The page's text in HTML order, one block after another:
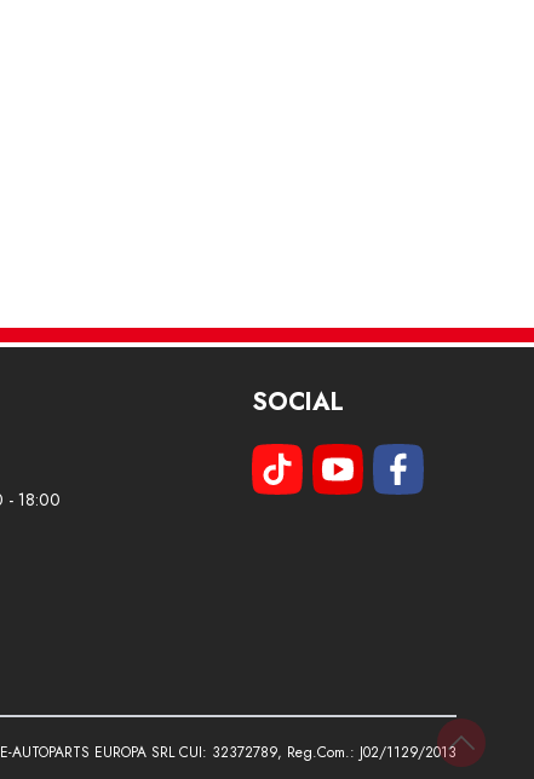
- 18:00
SOCIAL
EUROPA SRL CUI: 32372789, Reg.Com.: J02/1129/2013